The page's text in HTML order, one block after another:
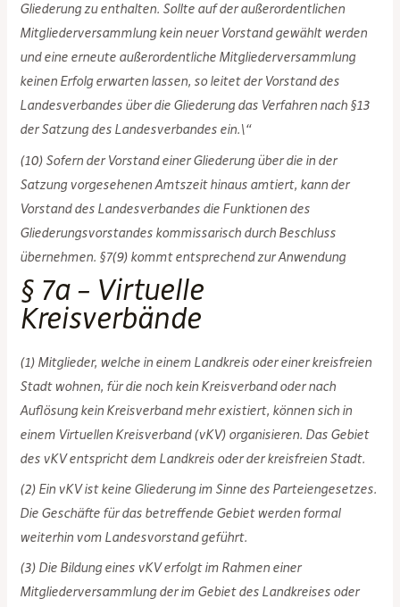
Gliederung zu enthalten. Sollte auf der außerordentlichen
Mitgliederversammlung kein neuer Vorstand gewählt werden
und eine erneute außerordentliche Mitgliederversammlung
keinen Erfolg erwarten lassen, so leitet der Vorstand des
Landesverbandes über die Gliederung das Verfahren nach §13
der Satzung des Landesverbandes ein.\“
(10) Sofern der Vorstand einer Gliederung über die in der
Satzung vorgesehenen Amtszeit hinaus amtiert, kann der
Vorstand des Landesverbandes die Funktionen des
Gliederungsvorstandes kommissarisch durch Beschluss
übernehmen. §7(9) kommt entsprechend zur Anwendung
§ 7a – Virtuelle
Kreisverbände
(1) Mitglieder, welche in einem Landkreis oder einer kreisfreien
Stadt wohnen, für die noch kein Kreisverband oder nach
Auflösung kein Kreisverband mehr existiert, können sich in
einem Virtuellen Kreisverband (vKV) organisieren. Das Gebiet
des vKV entspricht dem Landkreis oder der kreisfreien Stadt.
(2) Ein vKV ist keine Gliederung im Sinne des Parteiengesetzes.
Die Geschäfte für das betreffende Gebiet werden formal
weiterhin vom Landesvorstand geführt.
(3) Die Bildung eines vKV erfolgt im Rahmen einer
Mitgliederversammlung der im Gebiet des Landkreises oder